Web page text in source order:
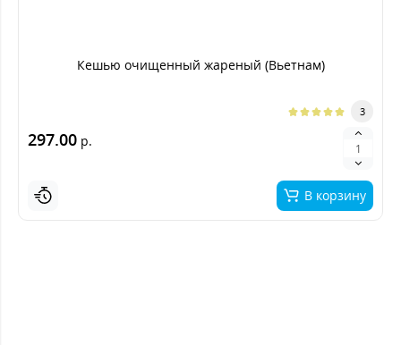
Кешью очищенный жареный (Вьетнам)
3
297.00 р.
В корзину